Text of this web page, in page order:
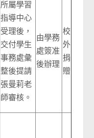
所屬學習
指導中心
受理後，
交付學生
事務處彙
整後提請
張曼莉老
師審核。
由學務
處簽准
後辦理
校
外
捐
贈